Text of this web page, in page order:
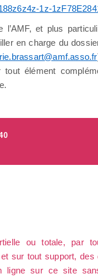
1z-
l’AMF, et plus
en charge du
tout élément
ou totale, par
sur tout support, des
ligne sur ce site